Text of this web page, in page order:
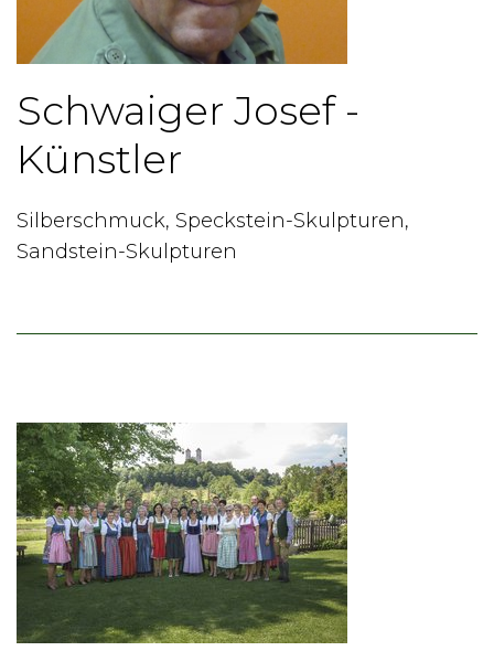
Schwaiger Josef -
Künstler
Silberschmuck, Speckstein-Skulpturen,
Sandstein-Skulpturen